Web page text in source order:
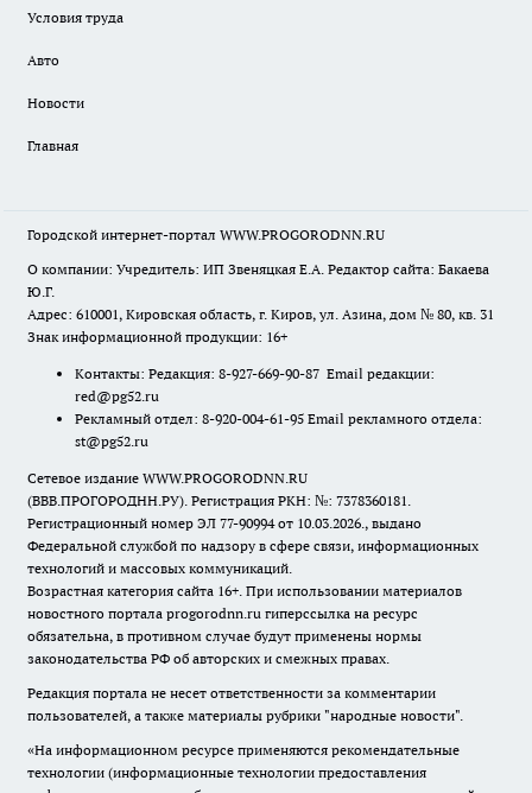
Условия труда
Авто
Новости
Главная
Городской интернет-портал WWW.PROGORODNN.RU
О компании: Учредитель: ИП Звеняцкая Е.А. Редактор сайта: Бакаева
Ю.Г.
Адрес: 610001, Кировская область, г. Киров, ул. Азина, дом № 80, кв. 31
Знак информационной продукции: 16+
Контакты: Редакция: 8-927-669-90-87 Email редакции:
red@pg52.ru
Рекламный отдел: 8-920-004-61-95 Email рекламного отдела:
st@pg52.ru
Сетевое издание WWW.PROGORODNN.RU
(ВВВ.ПРОГОРОДНН.РУ). Регистрация РКН: №: 7378360181.
Регистрационный номер ЭЛ 77-90994 от 10.03.2026., выдано
Федеральной службой по надзору в сфере связи, информационных
технологий и массовых коммуникаций.
Возрастная категория сайта 16+. При использовании материалов
новостного портала progorodnn.ru гиперссылка на ресурс
обязательна, в противном случае будут применены нормы
законодательства РФ об авторских и смежных правах.
Редакция портала не несет ответственности за комментарии
пользователей, а также материалы рубрики "народные новости".
«На информационном ресурсе применяются рекомендательные
технологии (информационные технологии предоставления